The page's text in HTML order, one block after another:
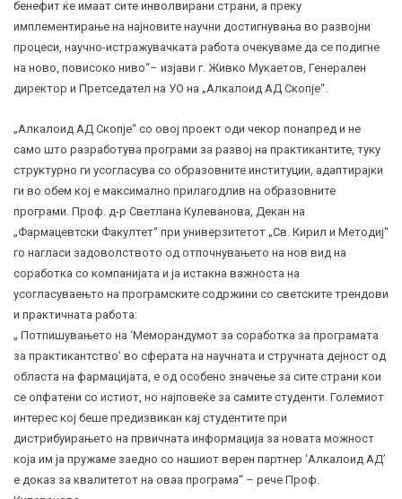
бенефит ќе имаат сите инволвирани страни, а преку
имплементирање на најновите научни достигнувања во развојни
процеси, научно-истражувачката работа очекуваме да се подигне
на ново, повисоко ниво“– изјави г. Живко Мукаетов, Генерален
директор и Претседател на УО на „Алкалоид АД Скопје“.
„Алкалоид АД Скопје“ со овој проект оди чекор понапред и не
само што разработува програми за развој на практикантите, туку
структурно ги усогласува со образовните институции, адаптирајки
ги во обем кој е максимално прилагодлив на образовните
програми. Проф. д-р Светлана Кулеванова, Декан на
„Фармацевтски Факултет“ при универзитетот „Св. Кирил и Методиј“
го нагласи задоволството од отпочнувањето на нов вид на
соработка со компанијата и ја истакна важноста на
усогласуваењто на програмските содржини со светските трендови
и практичната работа:
„ Потпишувањето на ‘Меморандумот за соработка за програмата
за практикантство’ во сферата на научната и стручната дејност од
областа на фармацијата, е од особено значење за сите страни кои
се опфатени со истиот, но најповеќе за самите студенти. Големиот
интерес кој беше предизвикан кај студентите при
дистрибуирањето на првичната информација за новата можност
која им ја пружаме заедно со нашиот верен партнер ‘Алкалоид АД’
е доказ за квалитетот на оваа програма“ – рече Проф.